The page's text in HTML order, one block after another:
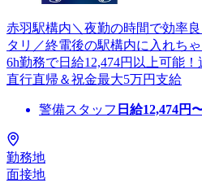
赤羽駅構内＼夜勤の時間で効率
タリ／終電後の駅構内に入れち
6h勤務で日給12,474円以上可能
直行直帰＆祝金最大5万円支給
警備スタッフ 日給12,474円
勤務地
面接地